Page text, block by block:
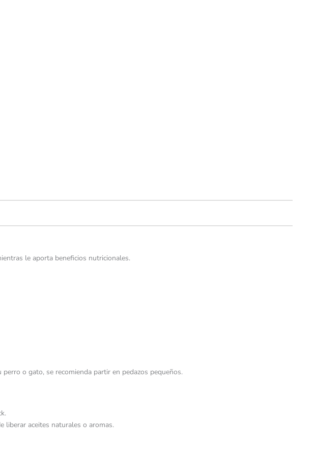
le aporta beneficios nutricionales.
o gato, se recomienda partir en pedazos pequeños.
liberar aceites naturales o aromas.